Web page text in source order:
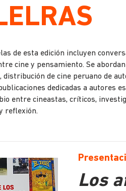
de esta edición incluyen
cine y pensamiento. Se
de cine peruano de
dedicadas a autores
entre cineastas, críticos,
reflexión.
Los